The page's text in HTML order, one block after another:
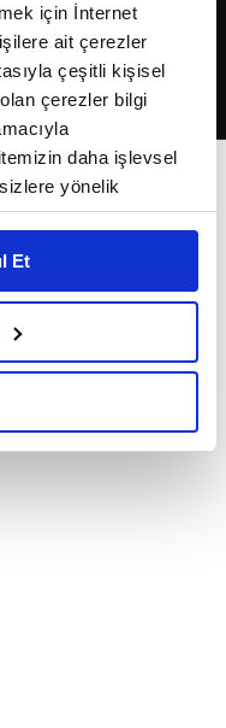
için İnternet
ait çerezler
çeşitli kişisel
çerezler bilgi
daha işlevsel
yönelik
amaçlarıyla
vasıtasıyla
bilgi için
Bilgilendirme
Et